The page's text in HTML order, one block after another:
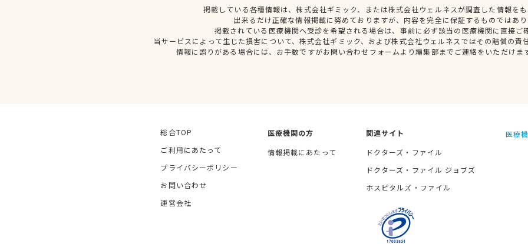
掲載している各種情報は、株式会社ギミック、または株式会社ウェルネスが調査した情報を
出来るだけ正確な情報掲載に努めておりますが、内容を完全に保証するものではあ
掲載されている医療機関へ受診を希望される場合は、事前に必ず該当の医療機関に直接ご
当サービスによって生じた損害について、株式会社ギミック、および株式会社ウェルネスではその賠償の責
情報に誤りがある場合には、お手数ですがお問い合わせフォームより編集部までご連絡をいただけま
総合TOP
ご利用にあたって
プライバシーポリシー
お問い合わせ
運営会社
医療機関の方
情報掲載にあたって
関連サイト
ドクターズ・ファイル
ドクターズ・ファイル ジョブズ
ホスピタルズ・ファイル
医療